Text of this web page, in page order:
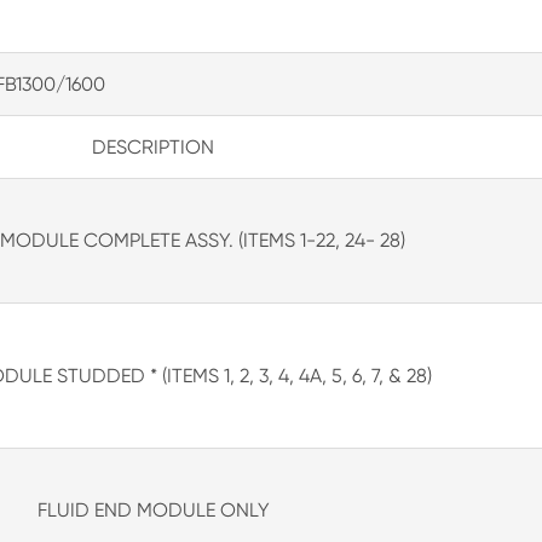
1600
DESCRIPTION
COMPLETE ASSY. (ITEMS 1-22, 24- 28)
STUDDED * (ITEMS 1, 2, 3, 4, 4A, 5, 6, 7, & 28)
FLUID END MODULE ONLY